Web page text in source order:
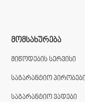
ᲛᲝᲛᲡᲐᲮᲣᲠᲔᲑᲐ
მიწოდების სერვისი
საგარანტიო
საგარანტიო ვადები